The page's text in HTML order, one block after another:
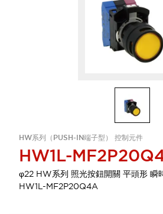
HW系列（PUSH-IN端子型） 控制元件
HW1L-
φ22 HW系列 照光按鈕開關 平頭形 瞬
HW1L-MF2P20Q4A